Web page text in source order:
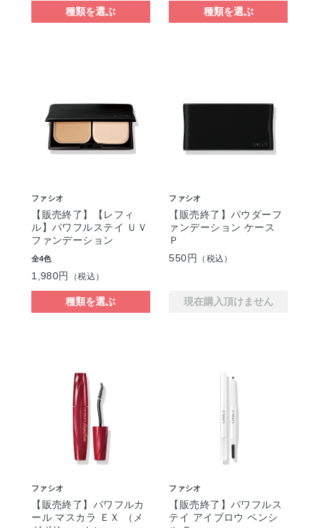
種類を選ぶ 種類を選ぶ
ファシオ
【販売終了】【レフィ
ル】パワフルステイ ＵＶ
ファンデーション
全4色
1,980円 （税込）
種類を選ぶ
ファシオ
【販売終了】パウダーフ
ァンデーション ケース
Ｐ
550円
（税込）
現在購入頂けません
ファシオ
【販売終了】パワフルカ
ール マスカラ ＥＸ （メ
ファシオ
【販売終了】パワフルス
テイ アイブロウ ペンシ